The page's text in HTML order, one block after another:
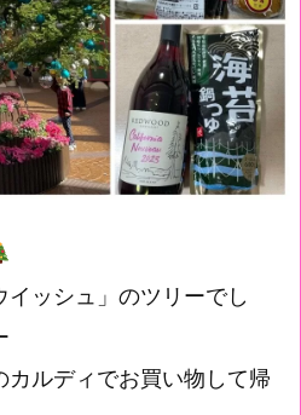
ッシュ」のツリーでし
カルディでお買い物して帰